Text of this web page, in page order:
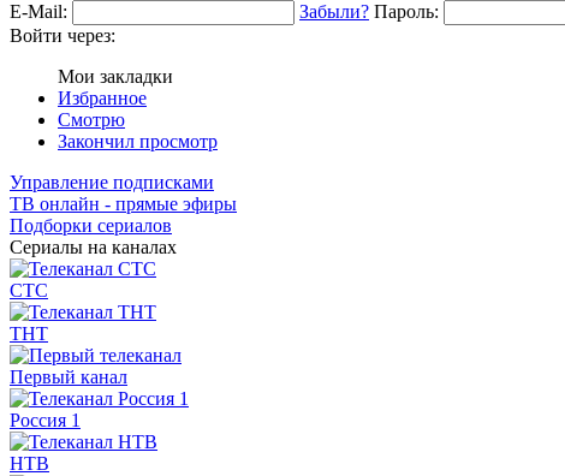
E-Mail:
Забыли? Пароль:
Войти через:
Мои закладки
Избранное
Смотрю
Закончил просмотр
Управление подписками
ТВ онлайн - прямые эфиры
Подборки сериалов
Сериалы на каналах
СТС
ТНТ
Первый канал
Россия 1
НТВ